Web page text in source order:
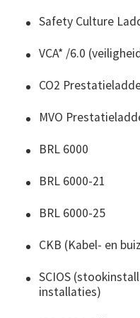
Safety Culture
VCA* /6.0
CO2
MVO
BRL 6000
BRL 6000-21
BRL 6000-25
CKB (Kabel- en
SCIOS
installaties)